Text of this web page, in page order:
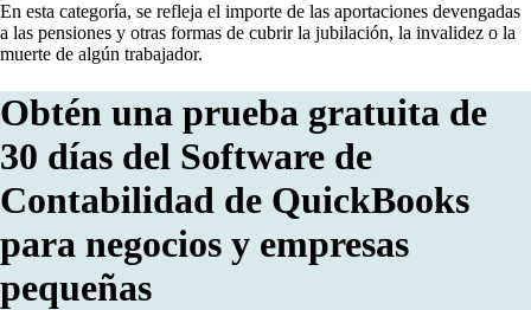
En esta categoría, se refleja el importe de las aportaciones devengadas
a las pensiones y otras formas de cubrir la jubilación, la invalidez o la
muerte de algún trabajador.
Obtén una prueba gratuita de
30 días del Software de
Contabilidad de QuickBooks
para negocios y empresas
pequeñas